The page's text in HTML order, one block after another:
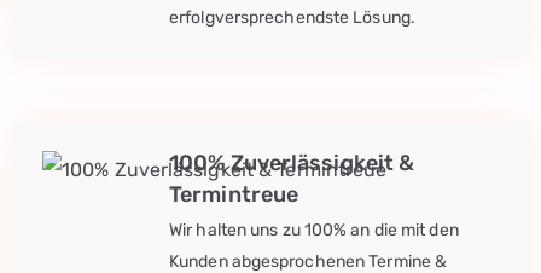
erfolgversprechendste Lösung.
100% Zuverlässigkeit &
Termintreue
Wir halten uns zu 100% an die mit den
Kunden abgesprochenen Termine &